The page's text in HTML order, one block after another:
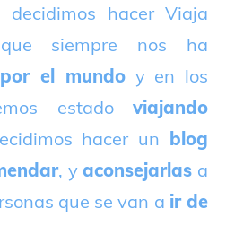
hacer Viaja
siempre nos ha
el mundoy en los
estado viajando
hacer un blog
, yaconsejarlas a
que se van a ir de